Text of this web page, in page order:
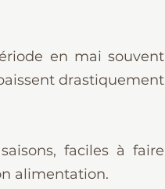
en mai souvent
drastiquement
faciles à faire
alimentation.